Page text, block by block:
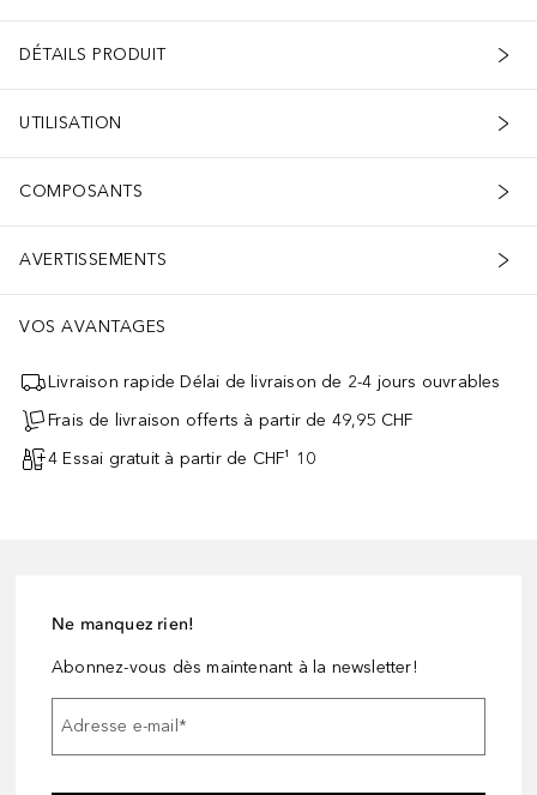
DÉTAILS PRODUIT
UTILISATION
COMPOSANTS
AVERTISSEMENTS
VOS AVANTAGES
Livraison rapide Délai de livraison de 2-4 jours ouvrables
Frais de livraison offerts à partir de 49,95 CHF
4 Essai gratuit à partir de CHF¹ 10
Ne manquez rien!
Abonnez-vous dès maintenant à la newsletter!
Adresse e-mail*